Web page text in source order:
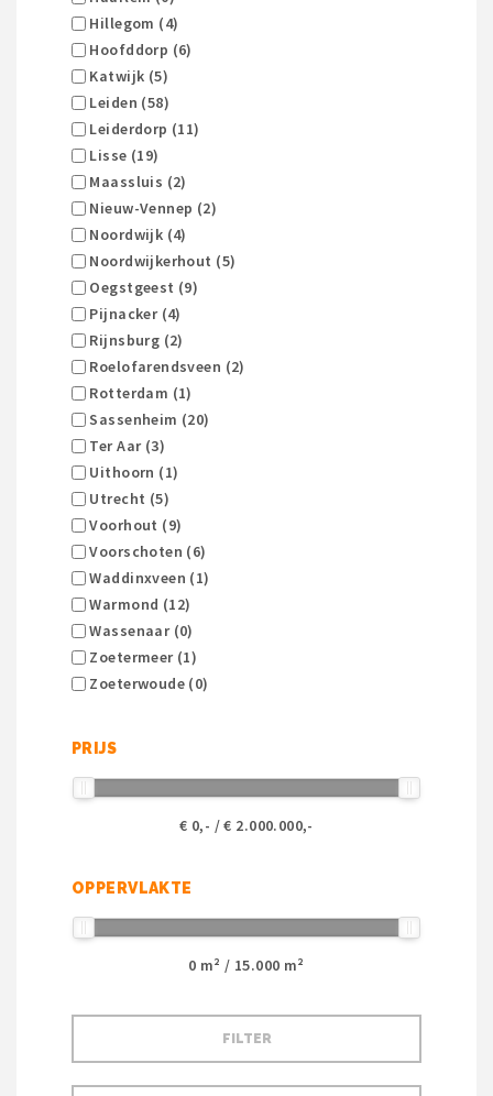
Hillegom (4)
Hoofddorp (6)
Katwijk (5)
Leiden (58)
Leiderdorp (11)
Lisse (19)
Maassluis (2)
Nieuw-Vennep (2)
Noordwijk (4)
Noordwijkerhout (5)
Oegstgeest (9)
Pijnacker (4)
Rijnsburg (2)
Roelofarendsveen (2)
Rotterdam (1)
Sassenheim (20)
Ter Aar (3)
Uithoorn (1)
Utrecht (5)
Voorhout (9)
Voorschoten (6)
Waddinxveen (1)
Warmond (12)
Wassenaar (0)
Zoetermeer (1)
Zoeterwoude (0)
PRIJS
€ 0,- / € 2.000.000,-
OPPERVLAKTE
0 m² / 15.000 m²